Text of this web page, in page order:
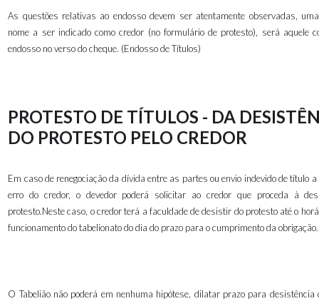
As questões relativas ao endosso devem ser atentamente observadas,
nome a ser indicado como credor (no formulário de protesto), será aquele
endosso no verso do cheque. (Endosso de Títulos)
PROTESTO DE TÍTULOS - DA
DO PROTESTO PELO CREDOR
Em caso de renegociação da dívida entre as partes ou envio indevido de título
erro do credor, o devedor poderá solicitar ao credor que proceda à
protesto.Neste caso, o credor terá a faculdade de desistir do protesto até o
funcionamento do tabelionato do dia do prazo para o cumprimento da obrigação.
O Tabelião não poderá em nenhuma hipótese, dilatar prazo para desistência